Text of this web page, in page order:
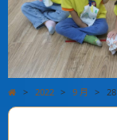
> 2022 > 9 月 > 28